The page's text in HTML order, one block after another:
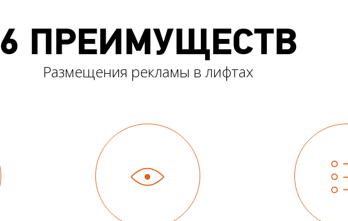
6 ПРЕИМУЩЕСТВ
Размещения рекламы в лифтах